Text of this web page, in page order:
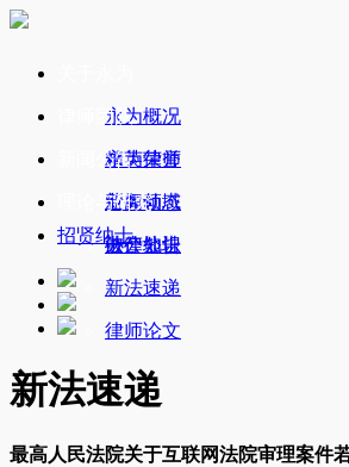
永为概况
永为荣誉
业务领域
办公地址
律师团队
精英律师
新闻公告
新闻动态
破产公告
理论与研究
法律知识
新法速递
律师论文
招贤纳士
新法速递
最高人民法院关于互联网法院审理案件